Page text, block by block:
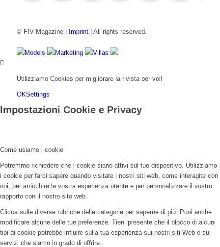
© FIV Magazine | Imprint| All rights reserved.
Models Marketing Villas
Utilizziamo Cookies per migliorare la rivista per voi!
OKSettings
Impostazioni Cookie e Privacy
Come usiamo i cookie
Potremmo richiedere che i cookie siano attivi sul tuo dispositivo. Utilizziamo
i cookie per farci sapere quando visitate i nostri siti web, come interagite con
noi, per arricchire la vostra esperienza utente e per personalizzare il vostro
rapporto con il nostro sito web.
Clicca sulle diverse rubriche delle categorie per saperne di più. Puoi anche
modificare alcune delle tue preferenze. Tieni presente che il blocco di alcuni
tipi di cookie potrebbe influire sulla tua esperienza sui nostri siti Web e sui
servizi che siamo in grado di offrire.